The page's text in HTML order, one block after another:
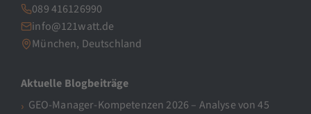
089 416126990
info@121watt.de
München, Deutschland
Aktuelle Blogbeiträge
GEO-Manager-Kompetenzen 2026 – Analyse von 45